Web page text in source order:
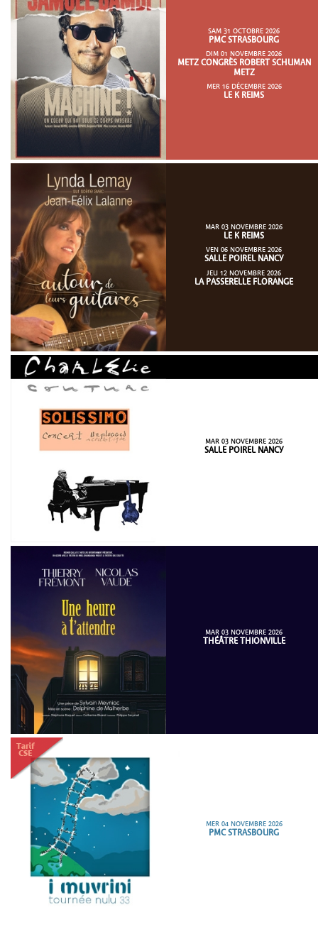
SAM 31 OCTOBRE 2026
PMC STRASBOURG
DIM 01 NOVEMBRE 2026
METZ CONGRÈS ROBERT SCHUMAN
METZ
MER 16 DÉCEMBRE 2026
LE K REIMS
MAR 03 NOVEMBRE 2026
LE K REIMS
VEN 06 NOVEMBRE 2026
SALLE POIREL NANCY
JEU 12 NOVEMBRE 2026
LA PASSERELLE FLORANGE
MAR 03 NOVEMBRE 2026
SALLE POIREL NANCY
MAR 03 NOVEMBRE 2026
THÉÂTRE THIONVILLE
MER 04 NOVEMBRE 2026
PMC STRASBOURG